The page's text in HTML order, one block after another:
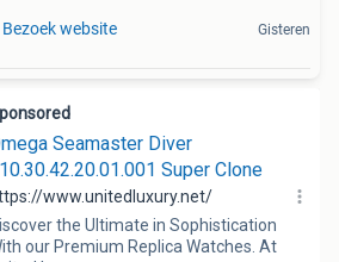
Bezoek website Gisteren